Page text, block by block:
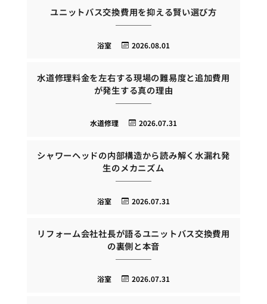
ユニットバス交換費用を抑える賢い選び方
2026.08.01
浴室
水道修理料金を左右する現場の難易度と追加費用
が発生する真の理由
2026.07.31
水道修理
シャワーヘッドの内部構造から読み解く水漏れ発
生のメカニズム
2026.07.31
浴室
リフォーム会社社長が語るユニットバス交換費用
の裏側と本音
2026.07.31
浴室